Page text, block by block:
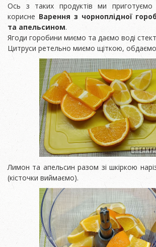
Ось з таких продуктів ми
корисне Варення з чорноплідної
та апельсином.
Ягоди горобини миємо та даємо воді
Цитруси ретельно миємо щіткою,
Лимон та апельсин разом зі шкіркою
(кісточки виймаємо).